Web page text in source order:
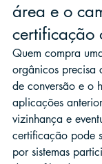
área e o
certificação
Quem compra
orgânicos precisa
de conversão e o
aplicações
vizinhança e
certificação pode
por sistemas